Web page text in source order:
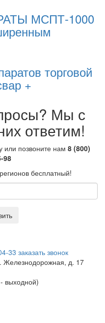
МСПТ-1000
торговой
+
Мы с
ответим!
позвоните нам 8 (800)
98
бесплатный!
33 заказать звонок
Железнодорожная, д. 17
выходной)